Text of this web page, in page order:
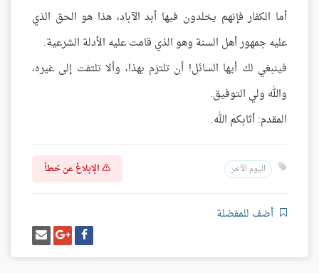
أما الكفار فإنهم يخلدون فيها أبد الآباد، هذا هو الحق الذي
عليه جمهور أهل السنة وهو الذي قامت عليه الأدلة الشرعية.
فينبغي لك أيها السائل! أن تلتزم بهذا، وألا تلتفت إلى غيره،
والله ولي التوفيق.
المقدم: أثابكم الله.
اليوم الآخر الإبلاغ عن خطأ
أضف للمفضلة
شارك
على
فيسبوك
شارك
على
غوغل
بلس
إرسل
إيميل